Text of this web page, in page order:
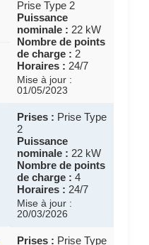
Prise Type 2
Puissance
nominale : 22 kW
Nombre de points
de charge : 2
Horaires : 24/7
Mise à jour :
01/05/2023
Prises : Prise Type
2
Puissance
nominale : 22 kW
Nombre de points
de charge : 4
Horaires : 24/7
Mise à jour :
20/03/2026
Prises : Prise Type